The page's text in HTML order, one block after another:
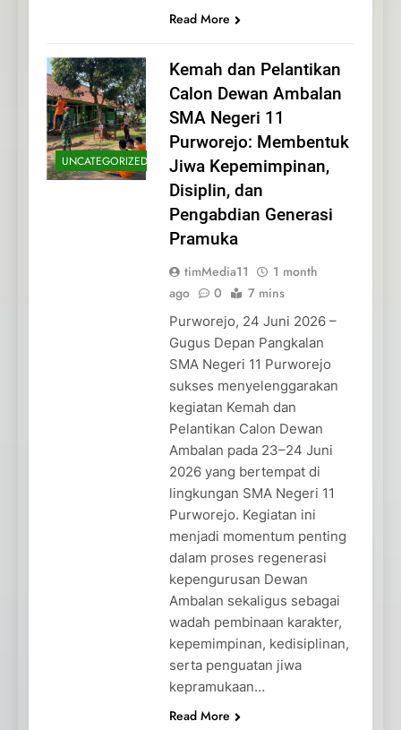
Read More
UNCATEGORIZED
Kemah dan Pelantikan
Calon Dewan Ambalan
SMA Negeri 11
Purworejo: Membentuk
Jiwa Kepemimpinan,
Disiplin, dan
Pengabdian Generasi
Pramuka
timMedia11
1 month
ago
0 7 mins
Purworejo, 24 Juni 2026 –
Gugus Depan Pangkalan
SMA Negeri 11 Purworejo
sukses menyelenggarakan
kegiatan Kemah dan
Pelantikan Calon Dewan
Ambalan pada 23–24 Juni
2026 yang bertempat di
lingkungan SMA Negeri 11
Purworejo. Kegiatan ini
menjadi momentum penting
dalam proses regenerasi
kepengurusan Dewan
Ambalan sekaligus sebagai
wadah pembinaan karakter,
kepemimpinan, kedisiplinan,
serta penguatan jiwa
kepramukaan…
Read More